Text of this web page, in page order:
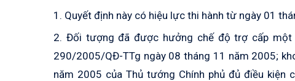
1. Quyết định này có hiệu lực thi hành từ ngày 01
2. Đối tượng đã được hưởng chế độ trợ cấp
290/2005/QĐ-TTg ngày 08 tháng 11 năm 2005;
năm 2005 của Thủ tướng Chính phủ đủ điều kiện